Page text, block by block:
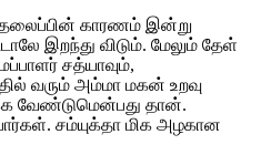
தலைப்பின் காரணம் இன்று
இறந்து விடும். மேலும் தேள்
சத்யாவும்,
வரும் அம்மா மகன் உறவு
வேண்டுமென்பது தான்.
சம்யுக்தா மிக அழகான